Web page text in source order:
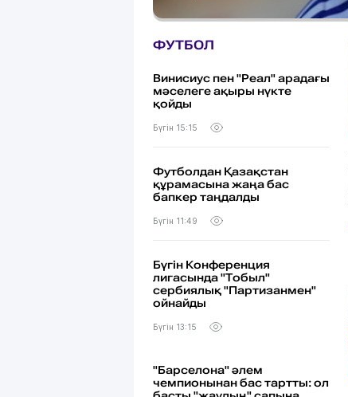
ФУТБОЛ
Винисиус пен "Реал" арадағы
мәселеге ақыры нүкте
қойды
Бүгін 15:15
Футболдан Қазақстан
құрамасына жаңа бас
бапкер таңдалды
Бүгін 11:49
Бүгін Конференция
лигасында "Тобыл"
сербиялық "Партизанмен"
ойнайды
Бүгін 13:15
"Барселона" әлем
чемпионынан бас тартты: ол